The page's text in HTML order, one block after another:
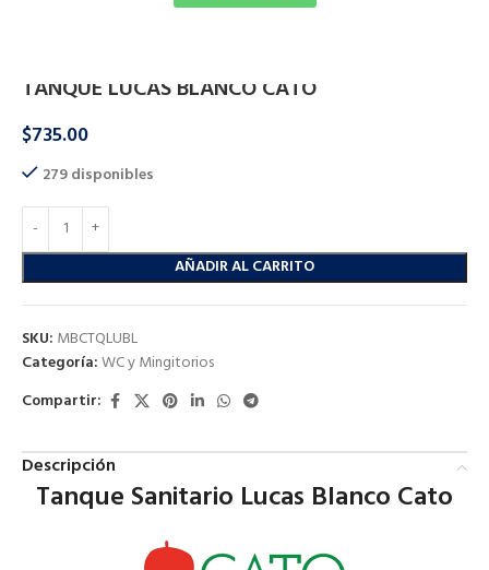
TANQUE LUCAS BLANCO CATO
$735.00
279 disponibles
AÑADIR AL CARRITO
SKU: MBCTQLUBL
Categoría:WC y Mingitorios
Compartir:
Descripción
Tanque Sanitario Lucas Blanco Cato